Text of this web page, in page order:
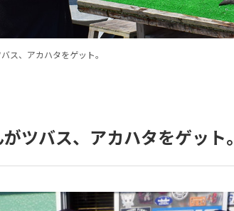
ス、アカハタをゲット。
ツバス、アカハタをゲット。